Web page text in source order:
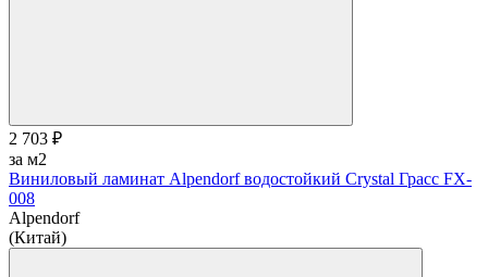
2 703 ₽
за м2
Виниловый ламинат Alpendorf водостойкий Crystal Грасс FX-
008
Alpendorf
(Китай)